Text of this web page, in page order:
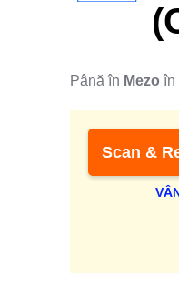
Până în Mezo în
Scan &